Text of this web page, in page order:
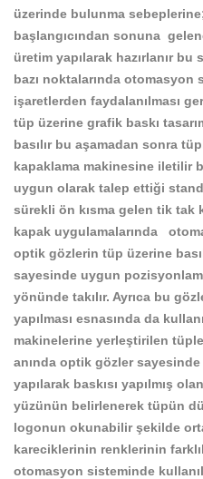
üzerinde bulunma
başlangıcından sonuna
üretim yapılarak hazırlanır bu
bazı noktalarında
işaretlerden faydalanılması
tüp üzerine grafik baskı
basılır bu aşamadan sonra
kapaklama makinesine iletilir
uygun olarak talep ettiği
sürekli ön kısma gelen tik tak
kapak uygulamalarında
optik gözlerin tüp üzerine
sayesinde uygun
yönünde takılır. Ayrıca bu
yapılması esnasında da
makinelerine yerleştirilen
anında optik gözler
yapılarak baskısı yapılmış
yüzünün belirlenerek tüpün
logonun okunabilir şekilde
kareciklerinin renklerinin
otomasyon sisteminde